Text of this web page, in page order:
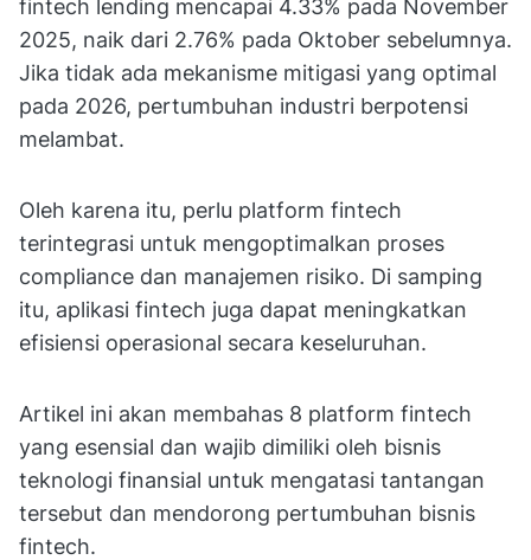
fintech lending mencapai 4.33% pada November
2025, naik dari 2.76% pada Oktober sebelumnya.
Jika tidak ada mekanisme mitigasi yang optimal
pada 2026, pertumbuhan industri berpotensi
melambat.
Oleh karena itu, perlu platform fintech
terintegrasi untuk mengoptimalkan proses
compliance dan manajemen risiko. Di samping
itu, aplikasi fintech juga dapat meningkatkan
efisiensi operasional secara keseluruhan.
Artikel ini akan membahas 8 platform fintech
yang esensial dan wajib dimiliki oleh bisnis
teknologi finansial untuk mengatasi tantangan
tersebut dan mendorong pertumbuhan bisnis
fintech.